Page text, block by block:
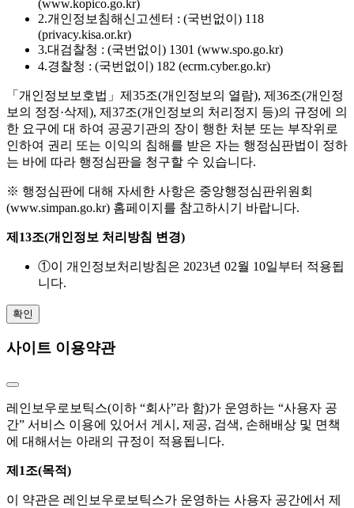
(www.kopico.go.kr)
2.개인정보침해신고센터 : (국번없이) 118
(privacy.kisa.or.kr)
3.대검찰청 : (국번없이) 1301 (www.spo.go.kr)
4.경찰청 : (국번없이) 182 (ecrm.cyber.go.kr)
「개인정보보호법」제35조(개인정보의 열람), 제36조(개인정
보의 정정·삭제), 제37조(개인정보의 처리정지 등)의 규정에 의
한 요구에 대 하여 공공기관의 장이 행한 처분 또는 부작위로
인하여 권리 또는 이익의 침해를 받은 자는 행정심판법이 정하
는 바에 따라 행정심판을 청구할 수 있습니다.
※ 행정심판에 대해 자세한 사항은 중앙행정심판위원회
(www.simpan.go.kr) 홈페이지를 참고하시기 바랍니다.
제13조(개인정보 처리방침 변경)
①이 개인정보처리방침은 2023년 02월 10일부터 적용됩
니다.
확인
사이트 이용약관
레인보우로보틱스(이하 “회사”라 함)가 운영하는 “사용자 공
간” 서비스 이용에 있어서 게시, 제공, 검색, 손해배상 및 면책
에 대해서는 아래의 규정이 적용됩니다.
제1조(목적)
이 약관은 레인보우로보틱스가 운영하는 사용자 공간에서 제